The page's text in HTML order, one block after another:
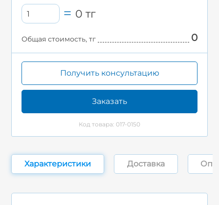
0тг
Общая стоимость, тг 0
Получить консультацию
Заказать
Код товара: 017-0150
Характеристики Доставка